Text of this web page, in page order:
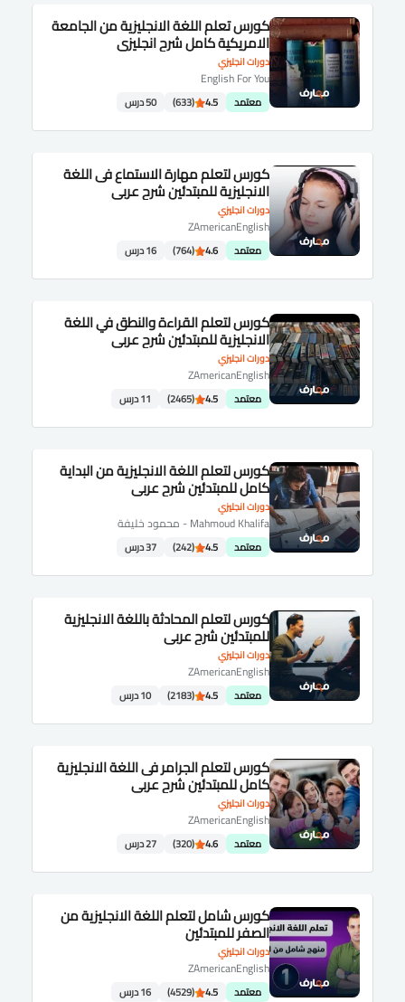
دورات انجليزي
كورس تعلم اللغة الانجليزية من الجامعة
الامريكية كامل شرح انجليزى
English For You
معتمد 4.5
(633) 50 درس
دورات انجليزي
كورس لتعلم مهارة الاستماع فى اللغة
الانجليزية للمبتدئين شرح عربى
ZAmericanEnglish
معتمد 4.6
(764) 16 درس
دورات انجليزي
كورس لتعلم القراءة والنطق في اللغة
الانجليزية للمبتدئين شرح عربى
ZAmericanEnglish
معتمد 4.5
(2465) 11 درس
دورات انجليزي
كورس لتعلم اللغة الانجليزية من البداية
كامل للمبتدئين شرح عربى
Mahmoud Khalifa - محمود خليفة
معتمد 4.5
(242) 37 درس
دورات انجليزي
كورس لتعلم المحادثة باللغة الانجليزية
للمبتدئين شرح عربى
ZAmericanEnglish
معتمد 4.5
(2183) 10 درس
دورات انجليزي
كورس لتعلم الجرامر فى اللغة الانجليزية
كامل للمبتدئين شرح عربى
ZAmericanEnglish
معتمد 4.6
(320) 27 درس
دورات انجليزي
كورس شامل لتعلم اللغة الانجليزية من
الصفر للمبتدئين
ZAmericanEnglish
معتمد 4.5
(4529) 16 درس